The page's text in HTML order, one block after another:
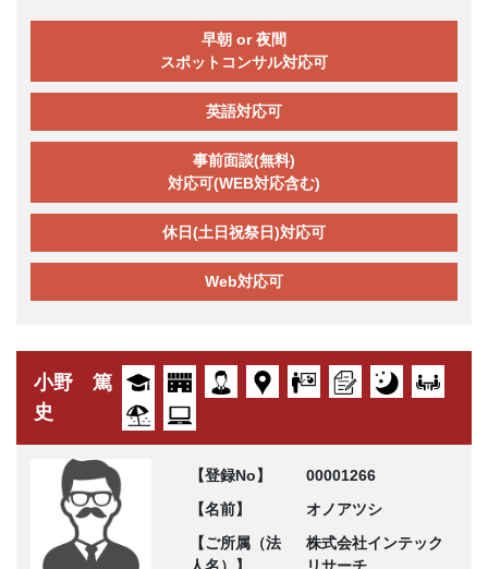
早朝 or 夜間
スポットコンサル対応可
英語対応可
事前面談(無料)
対応可(WEB対応含む)
休日(土日祝祭日)対応可
Web対応可
小野 篤
史
【登録No】
00001266
【名前】
オノアツシ
【ご所属（法
株式会社インテック